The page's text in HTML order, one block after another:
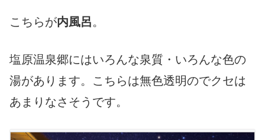
こちらが内風呂。
塩原温泉郷にはいろんな泉質・いろんな色の
湯があります。こちらは無色透明のでクセは
あまりなさそうです。